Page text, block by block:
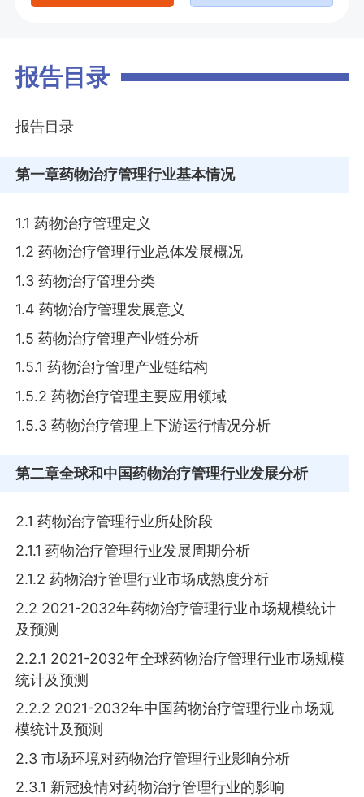
报告目录
报告目录
第一章药物治疗管理行业基本情况
1.1 药物治疗管理定义
1.2 药物治疗管理行业总体发展概况
1.3 药物治疗管理分类
1.4 药物治疗管理发展意义
1.5 药物治疗管理产业链分析
1.5.1 药物治疗管理产业链结构
1.5.2 药物治疗管理主要应用领域
1.5.3 药物治疗管理上下游运行情况分析
第二章全球和中国药物治疗管理行业发展分析
2.1 药物治疗管理行业所处阶段
2.1.1 药物治疗管理行业发展周期分析
2.1.2 药物治疗管理行业市场成熟度分析
2.2 2021-2032年药物治疗管理行业市场规模统计
及预测
2.2.1 2021-2032年全球药物治疗管理行业市场规模
统计及预测
2.2.2 2021-2032年中国药物治疗管理行业市场规
模统计及预测
2.3 市场环境对药物治疗管理行业影响分析
2.3.1 新冠疫情对药物治疗管理行业的影响